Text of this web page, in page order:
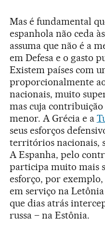
Mas é fundamental
espanhola não ceda
assuma que não é a
em Defesa e o gasto
Existem países com
proporcionalmente
nacionais, muito
mas cuja
menor. A Grécia e a
seus esforços
territórios nacionais,
A Espanha, pelo
participa muito mais
esforço, por
em serviço na
que dias atrás
russa – na Estônia.